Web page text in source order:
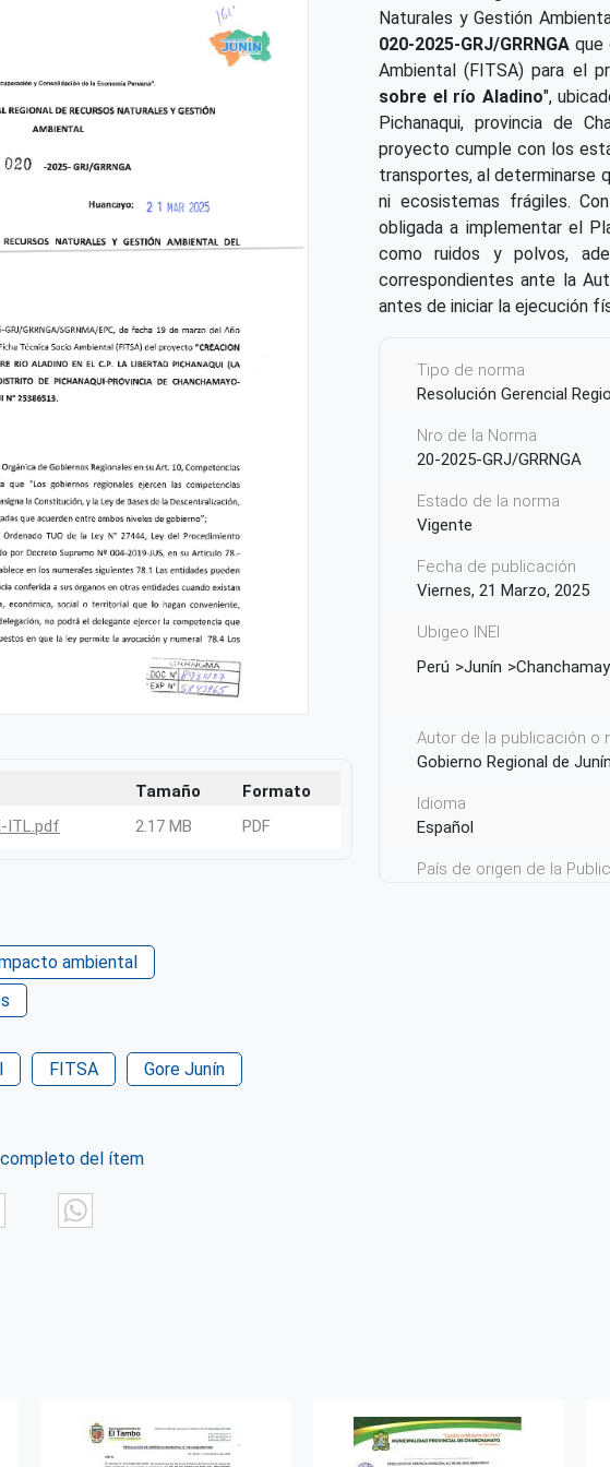
Tamaño
Formato
ITL.pdf
2.17 MB PDF
ambiental
FITSA Gore Junín
del ítem
Twitter
Naturales y Gestión
020-2025-GRJ/GRRNGA que
Ambiental (FITSA) para el
sobre el río Aladino",
Pichanaqui, provincia de
proyecto cumple con los
transportes, al determinarse
ni ecosistemas frágiles.
obligada a implementar el
como ruidos y polvos,
correspondientes ante la
antes de iniciar la ejecución
Tipo de norma
Resolución Gerencial
Nro de la Norma
20-2025-GRJ/GRRNGA
Estado de la norma
Vigente
Fecha de publicación
Viernes, 21 Marzo, 2025
Ubigeo INEI
Perú
Junín
Autor de la publicación o
Gobierno Regional de
Idioma
Español
País de origen de la